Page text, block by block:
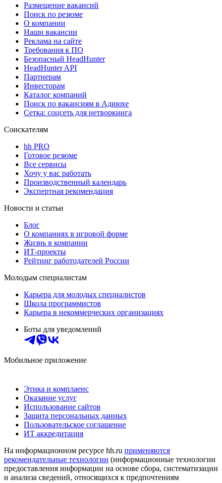
Размещение вакансий
Поиск по резюме
О компании
Наши вакансии
Реклама на сайте
Требования к ПО
Безопасный HeadHunter
HeadHunter API
Партнерам
Инвесторам
Каталог компаний
Поиск по вакансиям в Адиюхе
Сетка: соцсеть для нетворкинга
Соискателям
hh PRO
Готовое резюме
Все сервисы
Хочу у вас работать
Производственный календарь
Экспертная рекомендация
Новости и статьи
Блог
О компаниях в игровой форме
Жизнь в компании
ИТ-проекты
Рейтинг работодателей России
Молодым специалистам
Карьера для молодых специалистов
Школа программистов
Карьера в некоммерческих организациях
Боты для уведомлений
Мобильное приложение
Этика и комплаенс
Оказание услуг
Использование сайтов
Защита персональных данных
Пользовательское соглашение
ИТ аккредитация
На информационном ресурсе hh.ru применяются
рекомендательные технологии (информационные технологии
предоставления информации на основе сбора, систематизации
и анализа сведений, относящихся к предпочтениям